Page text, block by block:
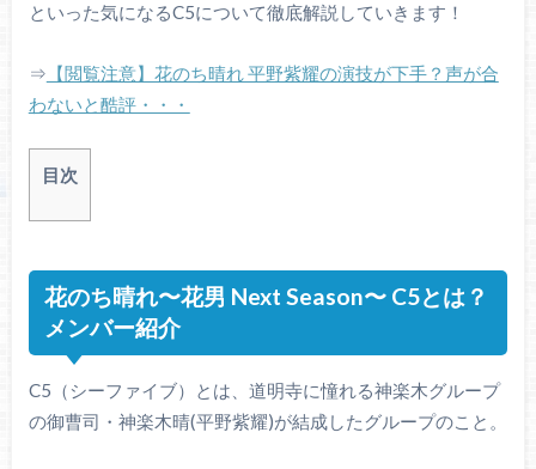
といった気になるC5について徹底解説していきます！
⇒ 【閲覧注意】花のち晴れ 平野紫耀の演技が下手？声が合
わないと酷評・・・
目次
花のち晴れ〜花男 Next Season〜 C5とは？
メンバー紹介
C5（シーファイブ）とは、道明寺に憧れる神楽木グループ
の御曹司・神楽木晴(平野紫耀)が結成したグループのこと。